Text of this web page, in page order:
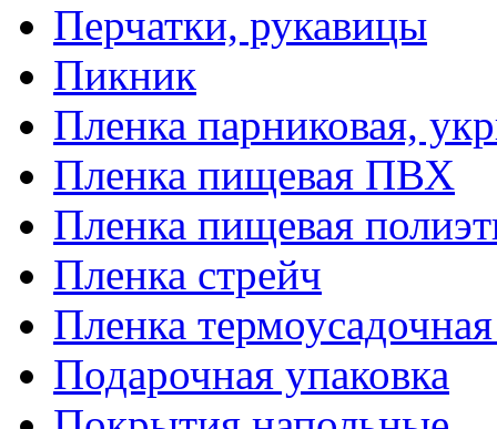
Перчатки, рукавицы
Пикник
Пленка парниковая,
Пленка пищевая ПВХ
Пленка пищевая
Пленка стрейч
Пленка
Подарочная упаковка